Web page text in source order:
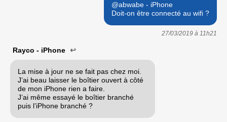
@abwabe - iPhone
Doit-on être connecté au wifi ?
27/03/2019 à 11h21
Rayco - iPhone ↩
La mise à jour ne se fait pas chez moi.
J’ai beau laisser le boîtier ouvert à côté
de mon iPhone rien a faire.
J’ai même essayé le boîtier branché
puis l’iPhone branché ?